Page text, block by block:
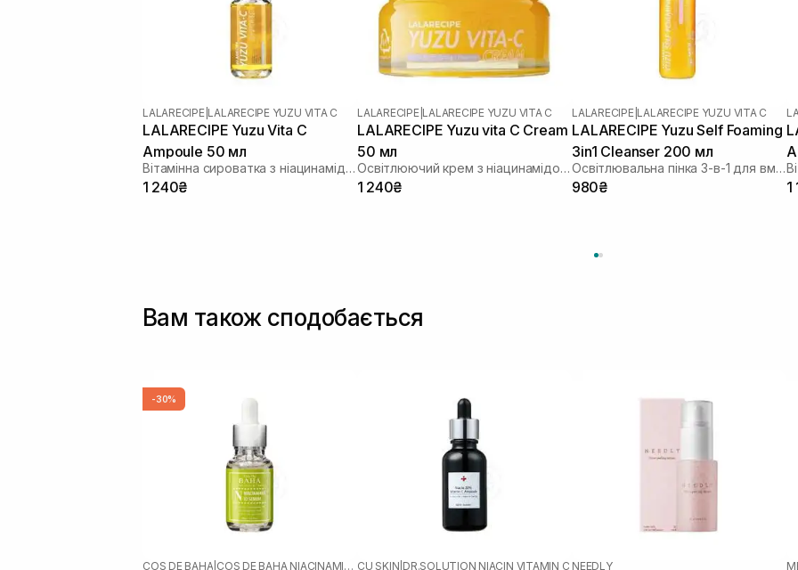
LALARECIPE| LALARECIPE YUZU VITA C
LALARECIPE Yuzu Vita C
Ampoule 50 мл
Вітамінна сироватка з ніацинамідом 5% і екстрактом юдзу
1 240₴
LALARECIPE| LALARECIPE YUZU VITA C
LALARECIPE Yuzu vita C Cream
50 мл
Освітлюючий крем з ніацинамідом 5% та екстрактом юдзу
1 240₴
LALARECIPE| LALARECIPE YUZU VITA C
LALARECIPE Yuzu Self Foaming
3in1 Cleanser 200 мл
Освітлювальна пінка 3-в-1 для вмивання з екстрактом юдзу
980₴
1
Вам також сподобається
-30%
COS DE BAHA COS DE BAHA NIACINAMIDE CU SKIN DR.SOLUTION NIACIN VITAMIN C NEEDLY